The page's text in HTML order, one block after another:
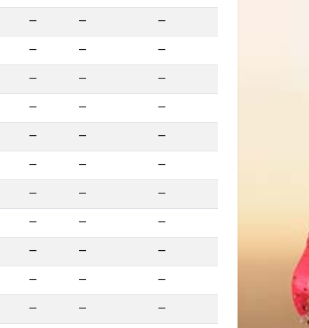
— — —
— — —
— — —
— — —
— — —
— — —
— — —
— — —
— — —
— — —
— — —